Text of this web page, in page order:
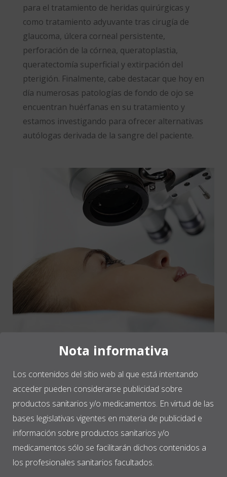
para el tratamiento de heridas quirúrgicas y
como tratamiento adyuvante tras cirugía de
glaucoma, úlcera corneal persistente,
perforación de la córnea, queratoplastia,
queratectomía superficial y extirpación del
pterigión. Finalmente, cabe destacar que hoy en
día numerosas patologías de fondo de ojo se
encuentran huérfanas en su tratamiento y
estamos investigando para ofrecer alternativas
autólogas derivada de la sangre del paciente.
Línea de investigación en
dermatología
En las últimas décadas, el aumento progresivo
Nota informativa
Los contenidos del sitio web al que está intentando
acceder pueden considerarse publicidad sobre
productos sanitarios y/o medicamentos. En virtud de las
bases legislativas vigentes en materia de publicidad e
información sobre productos sanitarios y/o
medicamentos sólo se facilitarán dichos contenidos a
los profesionales sanitarios facultados.